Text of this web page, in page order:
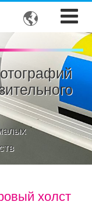

холст